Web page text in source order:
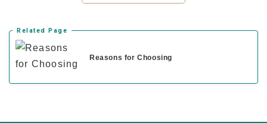
Related Page
Reasons for Choosing